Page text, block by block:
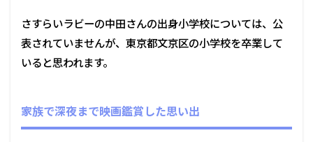
さすらいラビーの中田さんの出身小学校については、 公
表されていませんが、東京都文京区の小学校を卒業して
いると思われます。
家族で深夜まで映画鑑賞した思い出